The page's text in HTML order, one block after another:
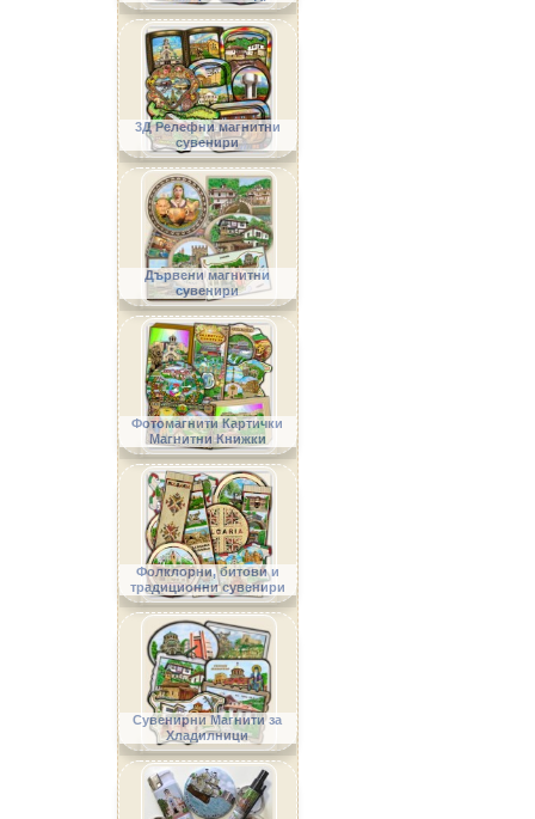
3Д Релефни магнитни
сувенири
Дървени магнитни
сувенири
Фотомагнити Картички
Магнитни Книжки
Фолклорни, битови и
традиционни сувенири
Сувенирни Магнити за
Хладилници